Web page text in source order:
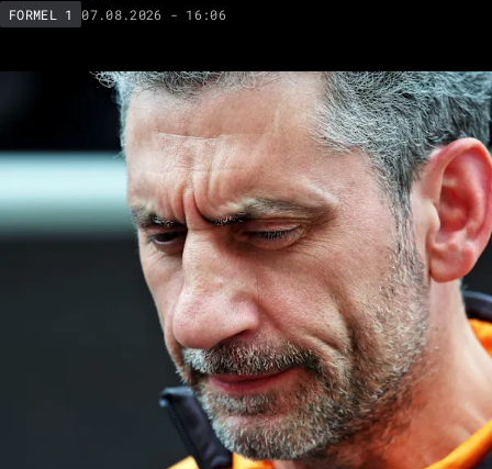
FORMEL 1 07.08.2026 - 16:06